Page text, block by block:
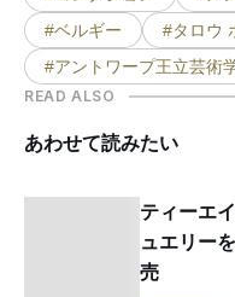
#ベルギー
#タロウ
#アントワープ王立芸術
READ ALSO
あわせて読みたい
ティーエ
ュエリー
売